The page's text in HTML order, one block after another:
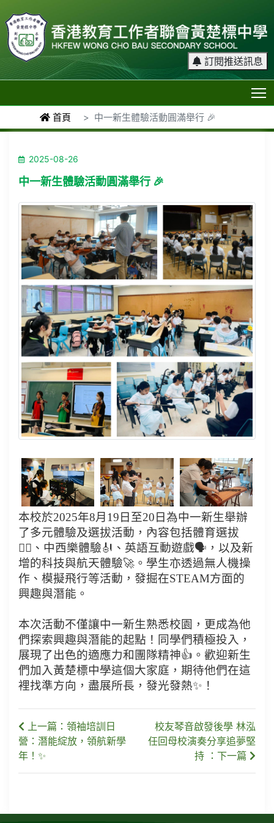
訂閱推送訊息
首頁 中一新生體驗活動圓滿舉行 🎉
2025-08-26
中一新生體驗活動圓滿舉行 🎉
本校於2025年8月19日至20日為中一新生舉辦
了多元體驗及選拔活動，內容包括體育選拔
🏃‍♂、中西樂體驗🎻、英語互動遊戲🗣，以及新
增的科技與航天體驗🚀。學生亦透過無人機操
作、模擬飛行等活動，發掘在STEAM方面的
興趣與潛能。
本次活動不僅讓中一新生熟悉校園，更成為他
們探索興趣與潛能的起點！同學們積極投入，
展現了出色的適應力和團隊精神👍。歡迎新生
們加入黃楚標中學這個大家庭，期待他們在這
裡找準方向，盡展所長，發光發熱✨！
上一篇：領袖培訓日
營：潛能綻放，領航新學
年！✨
校友琴音啟發後學 林泓
任回母校演奏分享追夢堅
持 ：下一篇